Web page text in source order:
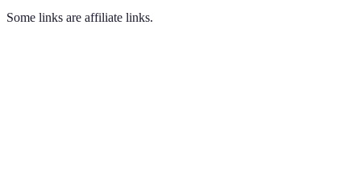
Some links are affiliate links.